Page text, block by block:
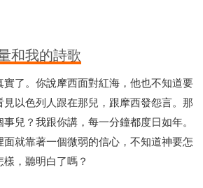
和我的詩歌
了。你說摩西面對紅海，他也不知道要
以色列人跟在那兒，跟摩西發怨言。那
兒？我跟你講，每一分鐘都度日如年。
就靠著一個微弱的信心，不知道神要怎
，聽明白了嗎？